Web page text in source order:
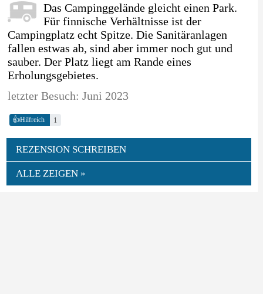
Das Campinggelände gleicht einen Park.
Für finnische Verhältnisse ist der
Campingplatz echt Spitze. Die Sanitäranlagen
fallen estwas ab, sind aber immer noch gut und
sauber. Der Platz liegt am Rande eines
Erholungsgebietes.
letzter Besuch: Juni 2023
👍Hilfreich 1
REZENSION SCHREIBEN
ALLE ZEIGEN »